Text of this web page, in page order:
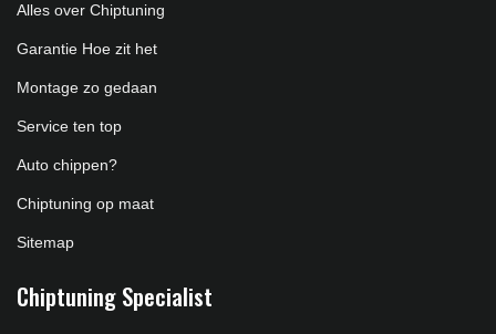
Alles over Chiptuning
Garantie Hoe zit het
Montage zo gedaan
Service ten top
Auto chippen?
Chiptuning op maat
Sitemap
Chiptuning Specialist